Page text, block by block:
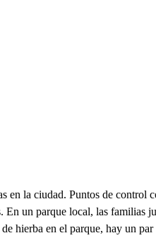
en la ciudad. Puntos de control
En un parque local, las familias
hierba en el parque, hay un par